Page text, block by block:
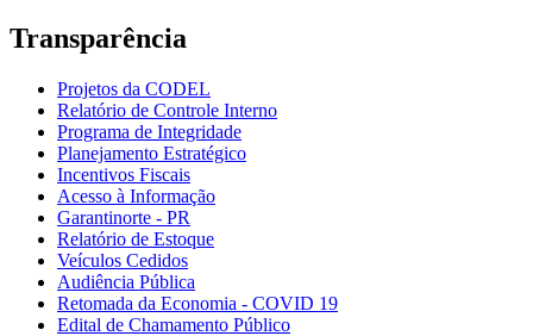
Transparência
Projetos da CODEL
Relatório de Controle Interno
Programa de Integridade
Planejamento Estratégico
Incentivos Fiscais
Acesso à Informação
Garantinorte - PR
Relatório de Estoque
Veículos Cedidos
Audiência Pública
Retomada da Economia - COVID 19
Edital de Chamamento Público